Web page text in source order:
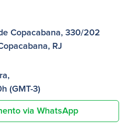
Copacabana, 330/202
RJ
(GMT-3)
via WhatsApp